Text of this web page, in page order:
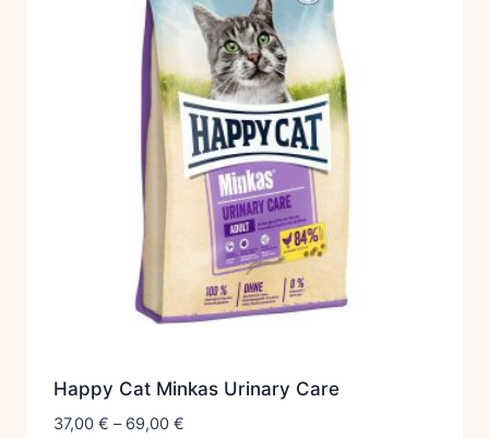
Happy Cat Minkas Urinary Care
37,00 € – 69,00 €